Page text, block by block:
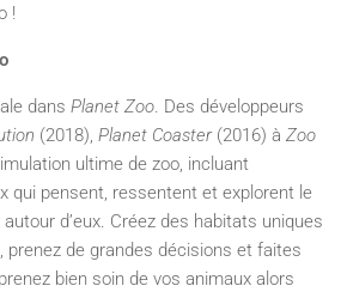
!
dans Planet Zoo. Des développeurs
(2018), Planet Coaster(2016) à Zoo
ultime de zoo, incluant
qui pensent, ressentent et explorent le
d’eux. Créez des habitats uniques
prenez de grandes décisions et faites
bien soin de vos animaux alors